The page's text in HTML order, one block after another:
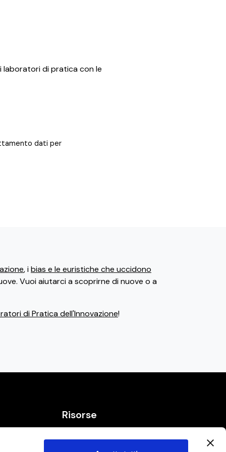
laboratori di pratica con le
dati per
, ibias e le euristiche che uccidono
Vuoi aiutarci a scoprirne di nuove o a
di Pratica dell'Innovazione!
Risorse
Bias ed Euristiche